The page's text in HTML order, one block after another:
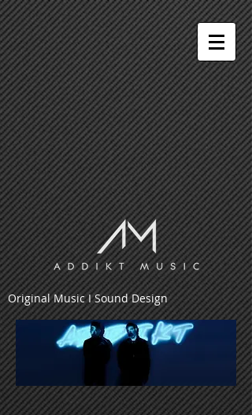
Original Music I Sound Design